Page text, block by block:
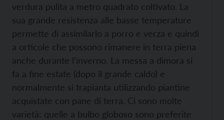
verdura pulita a metro quadrato coltivato. La
sua grande resistenza alle basse temperature
permette di assimilarlo a porro e verza e quindi
a orticole che possono rimanere in terra piena
anche durante l’inverno. La messa a dimora si
fa a fine estate (dopo il grande caldo) e
normalmente si trapianta utilizzando piantine
acquistate con pane di terra. Ci sono molte
varietà: quelle a bulbo globoso sono preferite